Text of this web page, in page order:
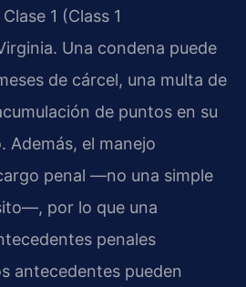
1 (Class 1
Una condena puede
de cárcel, una multa de
de puntos en su
Además, el manejo
penal —no una simple
por lo que una
penales
antecedentes pueden